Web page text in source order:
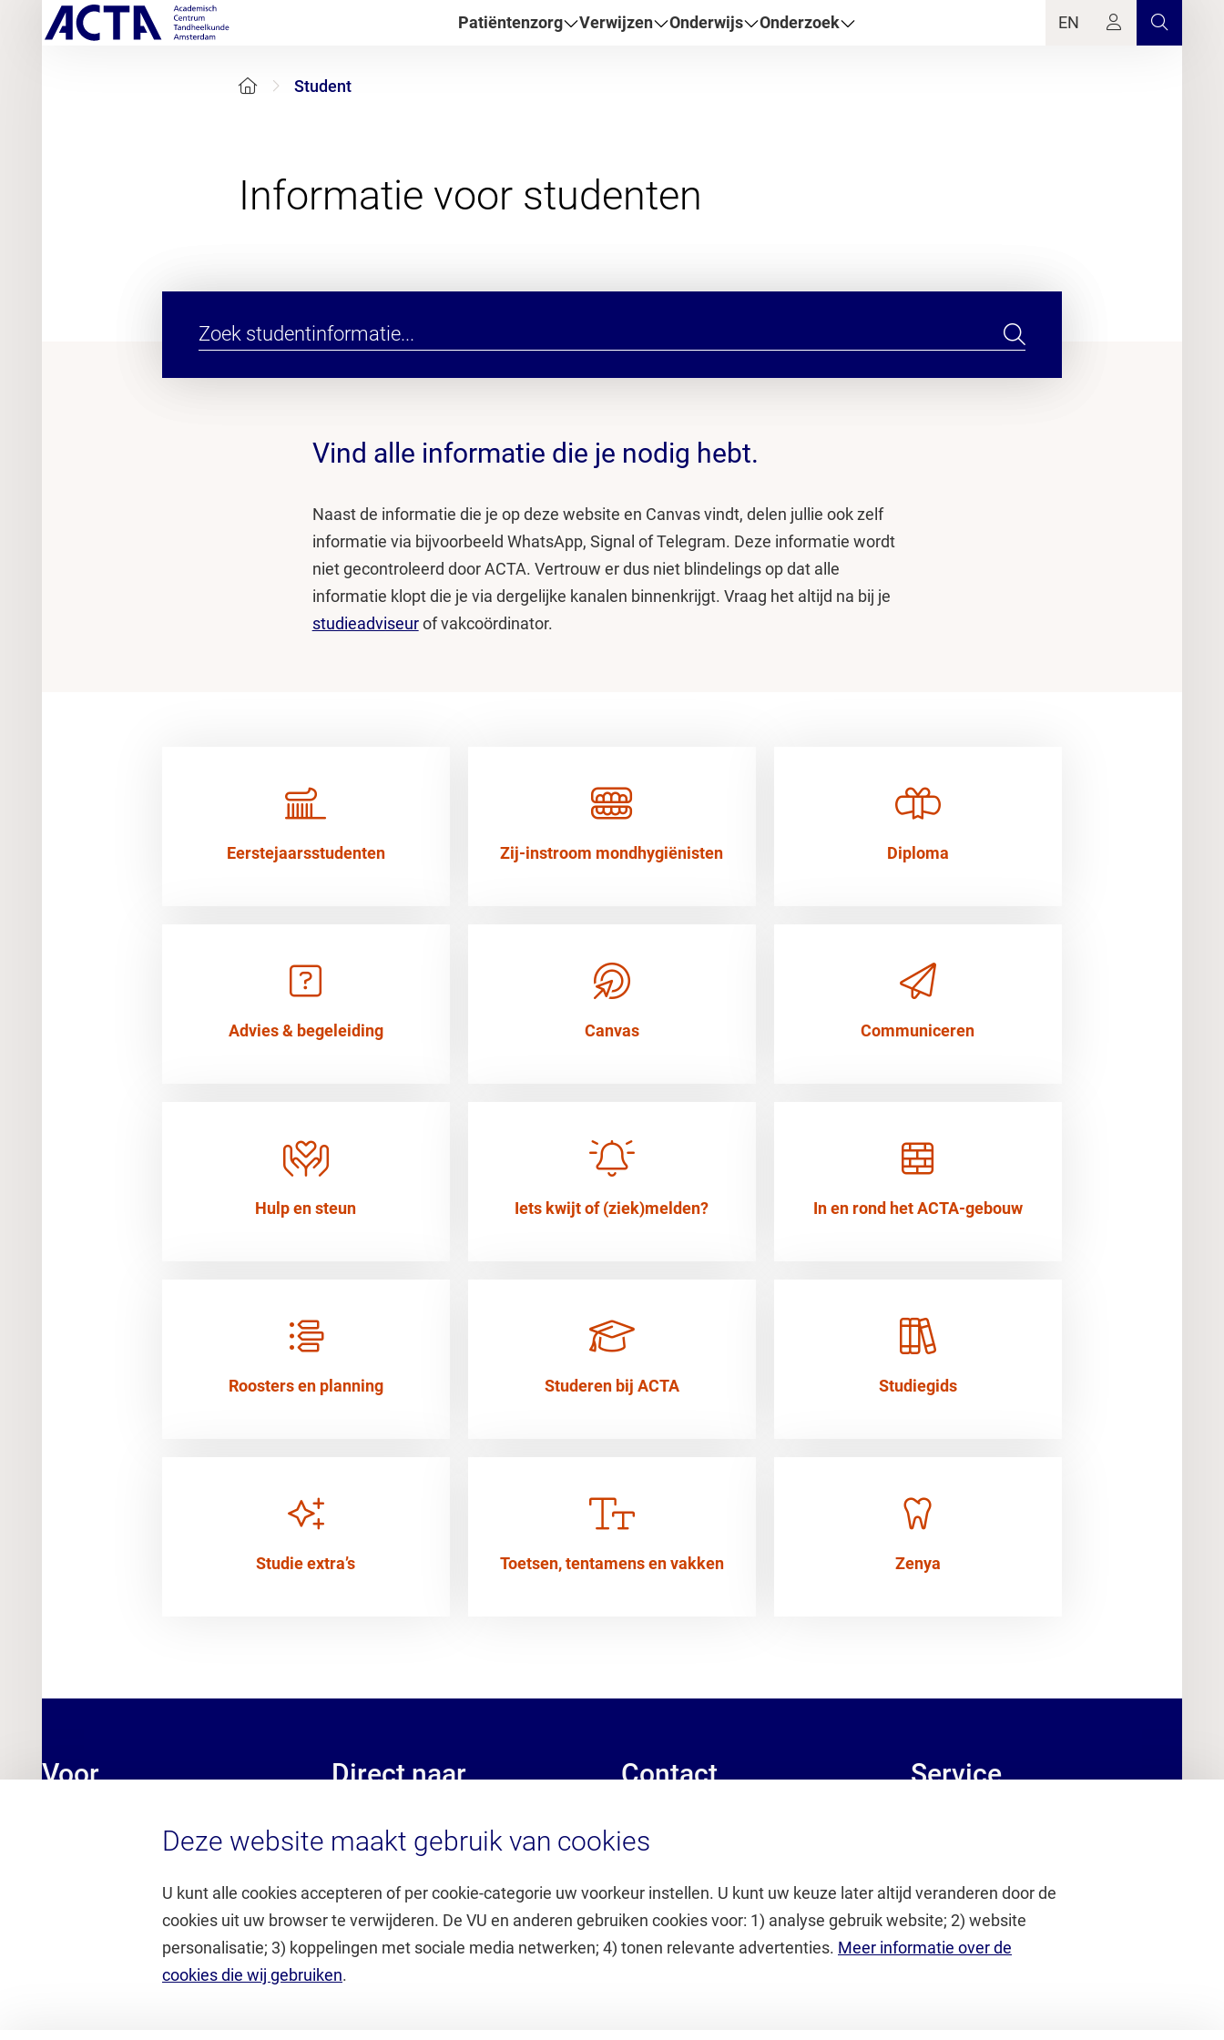
Patiëntenzorg Verwijzen Onderwijs Onderzoek EN
Student
Vind alle informatie die je nodig hebt.
Naast de informatie die je op deze website en Canvas vindt, delen jullie ook zelf
informatie via bijvoorbeeld WhatsApp, Signal of Telegram. Deze informatie wordt
niet gecontroleerd door ACTA. Vertrouw er dus niet blindelings op dat alle
informatie klopt die je via dergelijke kanalen binnenkrijgt. Vraag het altijd na bij je
studieadviseurof vakcoördinator.
Eerstejaarsstudenten Zij-instroom mondhygiënisten Diploma
Advies & begeleiding Canvas Communiceren
Hulp en steun Iets kwijt of (ziek)melden? In en rond het ACTA-gebouw
Roosters en planning Studeren bij ACTA Studiegids
Studie extra’s Toetsen, tentamens en vakken Zenya
Deze website maakt gebruik van cookies
U kunt alle cookies accepteren of per cookie-categorie uw voorkeur instellen. U kunt uw keuze later altijd veranderen door de
cookies uit uw browser te verwijderen. De VU en anderen gebruiken cookies voor: 1) analyse gebruik website; 2) website
personalisatie; 3) koppelingen met sociale media netwerken; 4) tonen relevante advertenties. Meer informatie over de
cookies die wij gebruiken.
Voor
1e-jaarsstudenten
Direct naar
Mediatheek
Samenwerking UvA/VU
Schrijfwijzer
Studiegids
Werken bij ACTA
Zenya (inlog)
Contact
Contact algemeen
Personenzoeker (inlog)
Voor de media
Service
Servicedesk IT
Serviceportaal VU (inlog)
Serviceportaal VU (voor externen)